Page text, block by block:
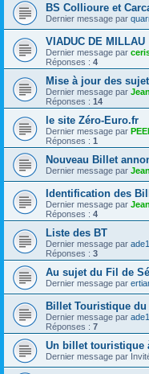
BS Collioure et
Dernier message par
VIADUC DE MILLAU
Dernier message par
Réponses : 4
Mise à jour des
Dernier message par
Réponses : 14
le site Zéro-Euro.fr
Dernier message par
Réponses : 1
Nouveau Billet
Dernier message par
Identification des
Dernier message par
Réponses : 4
Liste des BT
Dernier message par
Réponses : 3
Au sujet du Fil de
Dernier message par
Billet Touristique du
Dernier message par
Réponses : 7
Un billet touristique
Dernier message par